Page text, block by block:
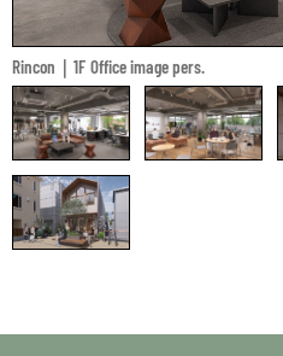
Rincon｜1F Office image pers.